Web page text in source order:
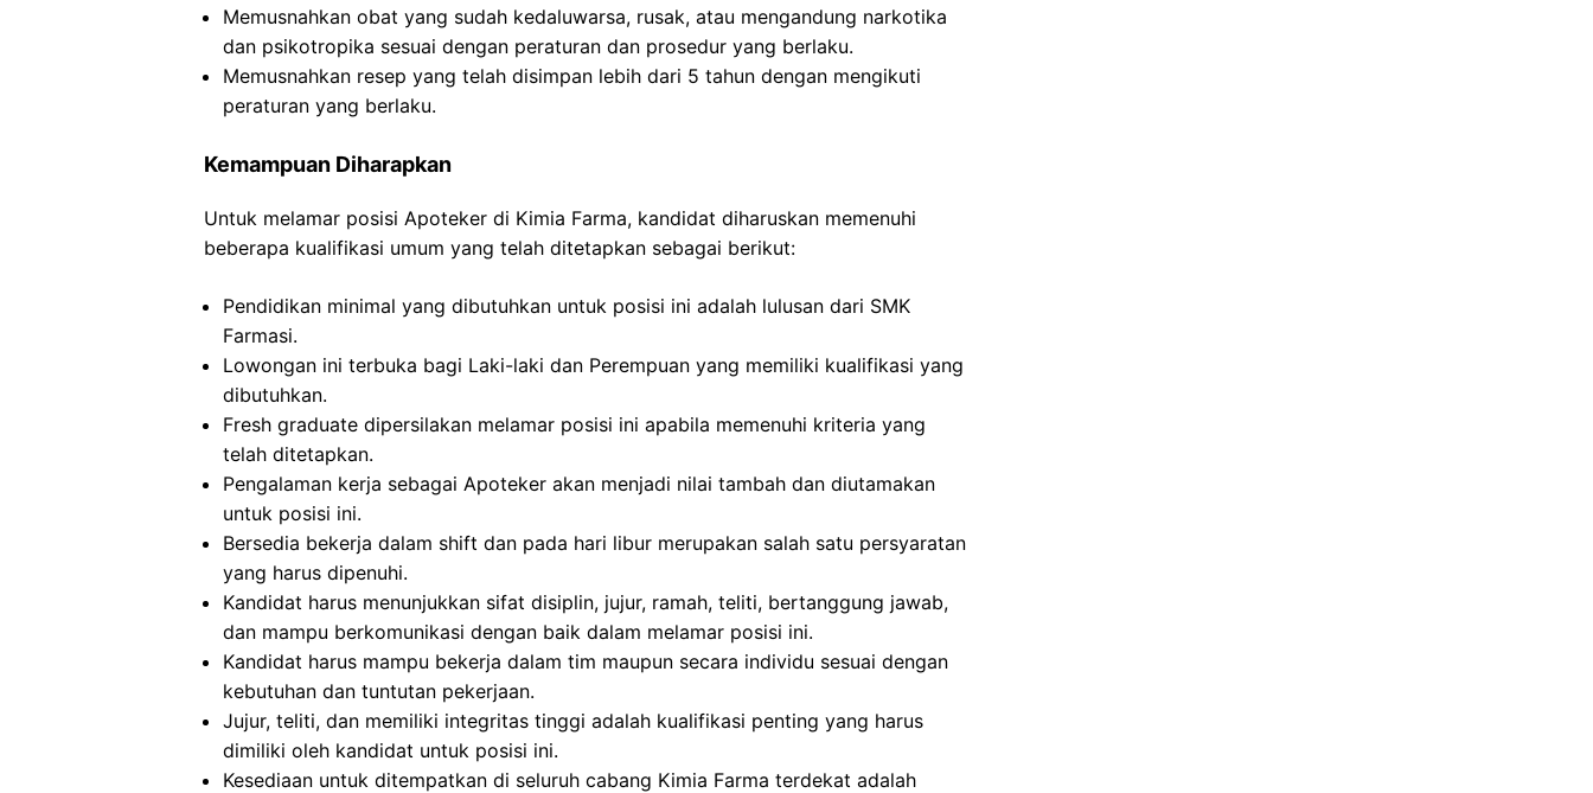
Memusnahkan obat yang sudah kedaluwarsa, rusak, atau mengandung narkotika
dan psikotropika sesuai dengan peraturan dan prosedur yang berlaku.
Memusnahkan resep yang telah disimpan lebih dari 5 tahun dengan mengikuti
peraturan yang berlaku.
Kemampuan Diharapkan
Untuk melamar posisi Apoteker di Kimia Farma, kandidat diharuskan memenuhi
beberapa kualifikasi umum yang telah ditetapkan sebagai berikut:
Pendidikan minimal yang dibutuhkan untuk posisi ini adalah lulusan dari SMK
Farmasi.
Lowongan ini terbuka bagi Laki-laki dan Perempuan yang memiliki kualifikasi yang
dibutuhkan.
Fresh graduate dipersilakan melamar posisi ini apabila memenuhi kriteria yang
telah ditetapkan.
Pengalaman kerja sebagai Apoteker akan menjadi nilai tambah dan diutamakan
untuk posisi ini.
Bersedia bekerja dalam shift dan pada hari libur merupakan salah satu persyaratan
yang harus dipenuhi.
Kandidat harus menunjukkan sifat disiplin, jujur, ramah, teliti, bertanggung jawab,
dan mampu berkomunikasi dengan baik dalam melamar posisi ini.
Kandidat harus mampu bekerja dalam tim maupun secara individu sesuai dengan
kebutuhan dan tuntutan pekerjaan.
Jujur, teliti, dan memiliki integritas tinggi adalah kualifikasi penting yang harus
dimiliki oleh kandidat untuk posisi ini.
Kesediaan untuk ditempatkan di seluruh cabang Kimia Farma terdekat adalah